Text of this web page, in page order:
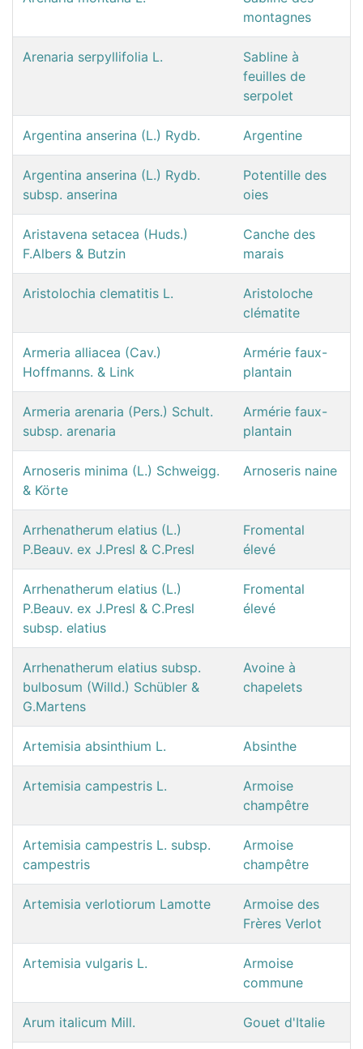
montagnes
Arenaria serpyllifolia L.
Sabline à
feuilles de
serpolet
Argentina anserina (L.) Rydb. Argentine
Argentina anserina (L.) Rydb.
subsp. anserina
Potentille des
oies
Aristavena setacea (Huds.)
F.Albers & Butzin
Canche des
marais
Aristolochia clematitis L.
Aristoloche
clématite
Armeria alliacea (Cav.)
Hoffmanns. & Link
Armérie faux-
plantain
Armeria arenaria (Pers.) Schult.
subsp. arenaria
Armérie faux-
plantain
Arnoseris minima (L.) Schweigg.
& Körte
Arnoseris naine
Arrhenatherum elatius (L.)
P.Beauv. ex J.Presl & C.Presl
Fromental
élevé
Arrhenatherum elatius (L.)
P.Beauv. ex J.Presl & C.Presl
subsp. elatius
Fromental
élevé
Arrhenatherum elatius subsp.
bulbosum (Willd.) Schübler &
G.Martens
Avoine à
chapelets
Artemisia absinthium L. Absinthe
Artemisia campestris L.
Armoise
champêtre
Artemisia campestris L. subsp.
campestris
Armoise
champêtre
Artemisia verlotiorum Lamotte
Armoise des
Frères Verlot
Artemisia vulgaris L.
Armoise
commune
Arum italicum Mill. Gouet d'Italie